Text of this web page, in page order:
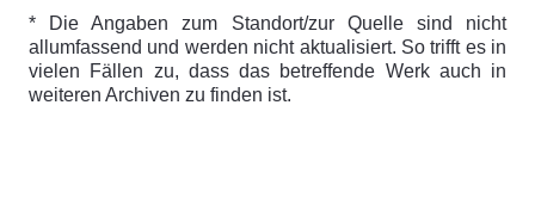
* Die Angaben zum Standort/zur Quelle sind nicht
allumfassend und werden nicht aktualisiert. So trifft es in
vielen Fällen zu, dass das betreffende Werk auch in
weiteren Archiven zu finden ist.